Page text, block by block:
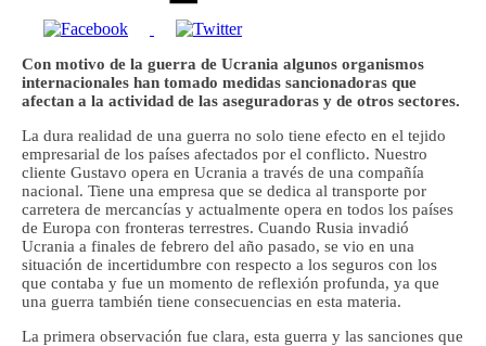
Con motivo de la guerra de Ucrania algunos organismos
internacionales han tomado medidas sancionadoras que
afectan a la actividad de las aseguradoras y de otros sectores.
La dura realidad de una guerra no solo tiene efecto en el tejido
empresarial de los países afectados por el conflicto. Nuestro
cliente Gustavo opera en Ucrania a través de una compañía
nacional. Tiene una empresa que se dedica al transporte por
carretera de mercancías y actualmente opera en todos los países
de Europa con fronteras terrestres. Cuando Rusia invadió
Ucrania a finales de febrero del año pasado, se vio en una
situación de incertidumbre con respecto a los seguros con los
que contaba y fue un momento de reflexión profunda, ya que
una guerra también tiene consecuencias en esta materia.
La primera observación fue clara, esta guerra y las sanciones que